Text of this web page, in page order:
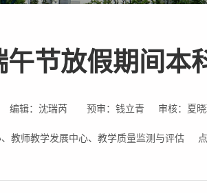
节放假期间本
编辑：沈瑞芮 预审：钱立青 审核：夏
教师教学发展中心、教学质量监测与评估